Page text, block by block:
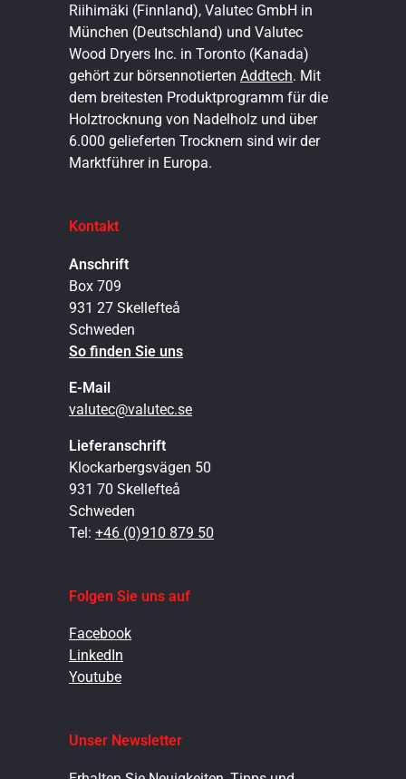
Riihimäki (Finnland), Valutec GmbH in
München (Deutschland) und Valutec
Wood Dryers Inc. in Toronto (Kanada)
gehört zur börsennotierten Addtech. Mit
dem breitesten Produktprogramm für die
Holztrocknung von Nadelholz und über
6.000 gelieferten Trocknern sind wir der
Marktführer in Europa.
Kontakt
Anschrift
Box 709
931 27 Skellefteå
Schweden
So finden Sie uns
E-Mail
valutec@valutec.se
Lieferanschrift
Klockarbergsvägen 50
931 70 Skellefteå
Schweden
Tel: +46 (0)910 879 50
Folgen Sie uns auf
Facebook
LinkedIn
Youtube
Unser Newsletter